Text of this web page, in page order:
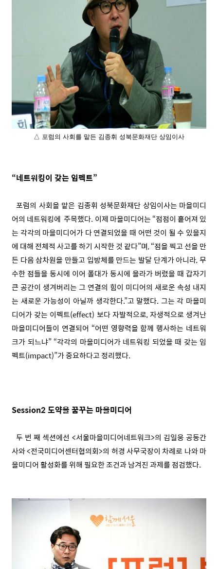
△ 포럼의 사회를 맡든 김종휘 성북문화재단 상임이사
“네트워킹이 갖는 임펙트”
포럼의 사회을 맡은 김종휘 성북문화재단 상임이사는 마을미디
어의 네트워킹에 주목했다. 이제 마을미디어는 “점점이 흩어져 있
는 각각의 마을미디어가 다 연결되었을 때 어떤 것이 될 수 있을지
에 대해 전체적 사고를 하기 시작한 것 같다”며, “점을 찍고 선을 만
든 다음 삼차원을 만들고 입방체를 만드는 발달 단계가 아니라, 무
수한 점들을 동시에 이어 폴대가 동시에 올라가 버렸을 때 갑자기
큰 공간이 생겨버리는 그 연결의 힘이 미디어의 새로운 속성 내지
는 새로운 가능성이 아닐까 생각한다.”고 말했다. 그는 각 마을미
디어가 갖는 이펙트(effect) 보다 자발적으로, 자생적으로 생겨난
마을미디어들이 연결되어 “어떤 영향력을 함께 행사하는 네트워
크가 되느냐” “각각의 마을미디어가 네트워킹 되었을 때 갖는 임
펙트(impact)”가 중요하다고 정리했다.
Session2 도약을 꿈꾸는 마을미디어
두 번 째 섹션에선 <서울마을미디어네트워크>의 김일웅 공동간
사와 <전국미디어센터협의회>의 허경 사무국장이 차례로 나와 마
을미디어 활성화를 위해 필요한 조건과 남겨진 과제를 점검했다.